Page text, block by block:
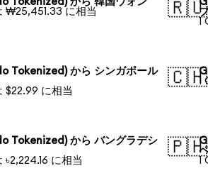
₩25,451.33 に相当
🇷🇺
1
Tokenized) から シンガポール
$22.99 に相当
🇨🇭
1
Tokenized) から バングラデシ
৳2,224.16 に相当
🇵🇭
1